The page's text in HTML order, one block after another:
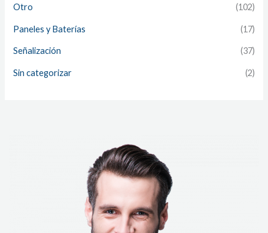
Otro (102)
Paneles y Baterías (17)
Señalización (37)
Sin categorizar (2)